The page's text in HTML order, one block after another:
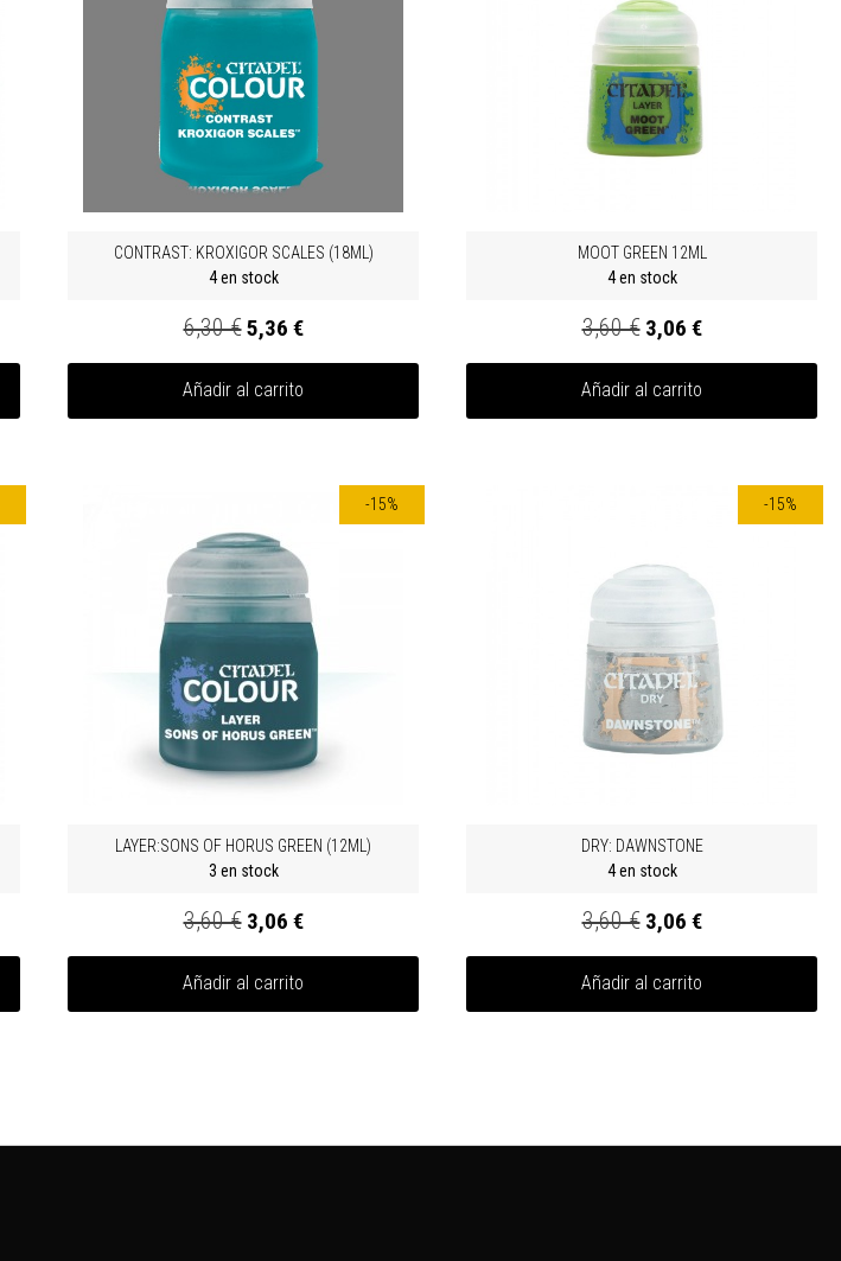
CONTRAST: KROXIGOR SCALES (18ML)
4 en stock
6,30 €5,36 €
Añadir al carrito
MOOT GREEN 12ML
4 en stock
3,60 € 3,06 €
Añadir al carrito
-15%
LAYER:SONS OF HORUS GREEN (12ML)
3 en stock
3,60 € 3,06 €
Añadir al carrito
-15%
DRY: DAWNSTONE
4 en stock
3,60 € 3,06 €
Añadir al carrito